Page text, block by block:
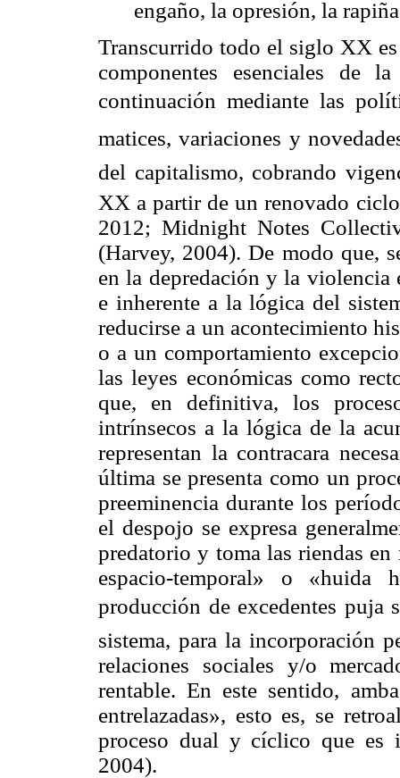
engaño, la opresión, la
Transcurrido todo el siglo XX
componentes esenciales de
continuación mediante las
matices, variaciones y
del capitalismo, cobrando
XX a partir de un renovado
2012; MidnightNotes
(Harvey, 2004). De modo que,
en la depredación y la violencia
e inherente a la lógica del
reducirse a un acontecimiento
o a un comportamiento
las leyes económicas como
que, en definitiva, los
intrínsecos a la lógica de la
representan la contracara
última se presenta como un
preeminencia durante los
el despojo se expresa
predatorio y toma las riendas
espacio-temporal» o «huida
producción de excedentes puja
sistema, para la incorporación
relaciones sociales y/o
rentable. En este sentido,
entrelazadas», esto es, se
proceso dual y cíclico que es
2004).